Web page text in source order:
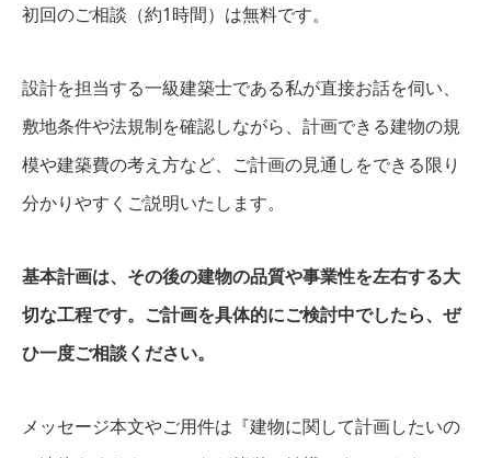
初回のご相談（約1時間）は無料です。
設計を担当する一級建築士である私が直接お話を伺い、
敷地条件や法規制を確認しながら、計画できる建物の規
模や建築費の考え方など、ご計画の見通しをできる限り
分かりやすくご説明いたします。
基本計画は、その後の建物の品質や事業性を左右する大
切な工程です。ご計画を具体的にご検討中でしたら、ぜ
ひ一度ご相談ください。
メッセージ本文やご用件は『建物に関して計画したいの